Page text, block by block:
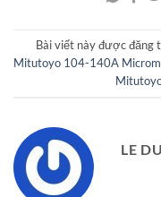
Bài viết này được đăng
Mitutoyo 104-140A
LE